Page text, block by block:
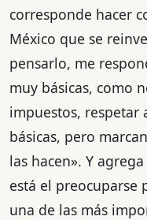
corresponde hacer
México que se
pensarlo, me
muy básicas, como
impuestos, respetar
básicas, pero
las hacen». Y
está el preocuparse
una de las más